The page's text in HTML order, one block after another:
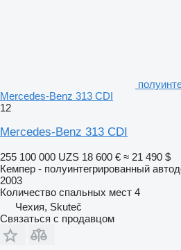
Mercedes-Benz 313 CDI
12
Mercedes-Benz 313 CDI
255 100 000 UZS 18 600 € ≈ 21 490 $
Кемпер - полуинтегрированный
2003
Количество спальных мест 4
Чехия, Skuteč
Связаться с продавцом